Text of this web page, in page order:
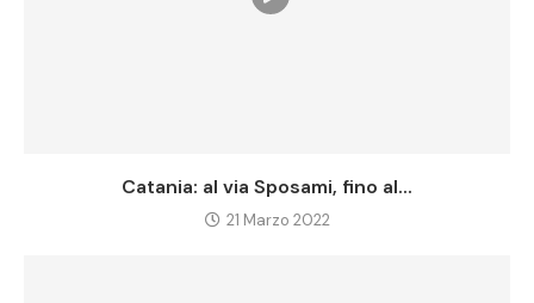
Catania: al via Sposami, fino al...
21 Marzo 2022